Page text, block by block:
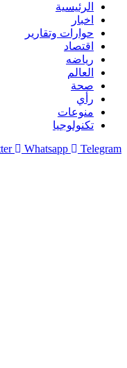
الرئيسية
اخبار
حوارات وتقارير
اقتصاد
رياضه
العالم
صحة
رأي
منوعات
تكنولوجيا
Whatsapp Telegram